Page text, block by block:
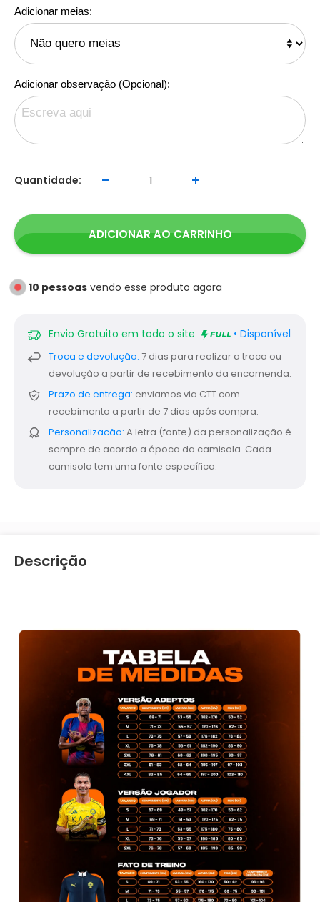
Adicionar meias:
Adicionar observação (Opcional):
Quantidade:
ADICIONAR AO CARRINHO
10 pessoas vendo esse produto agora
Envio Gratuito em todo o site • Disponível
Troca e devolução: 7 dias para realizar a troca ou
devolução a partir de recebimento da encomenda.
Prazo de entrega: enviamos via CTT com
recebimento a partir de 7 dias após compra.
Personalizacão: A letra (fonte) da personalização é
sempre de acordo a época da camisola. Cada
camisola tem uma fonte específica.
Descrição